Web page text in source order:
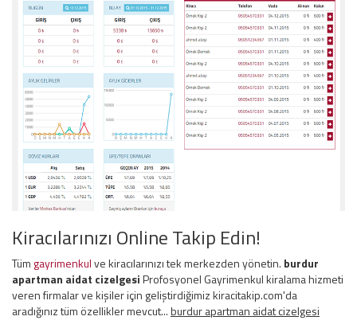
Kiracılarınızı Online Takip Edin!
Tüm gayrimenkulve kiracılarınızı tek merkezden yönetin. burdur
apartman aidat cizelgesiProfosyonel Gayrimenkul kiralama hizmeti
veren firmalar ve kişiler için geliştirdiğimiz kiracitakip.com'da
aradığınız tüm özellikler mevcut...burdur apartman aidat cizelgesi